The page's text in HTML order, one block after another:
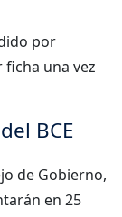
por
una vez
BCE
de Gobierno,
en 25